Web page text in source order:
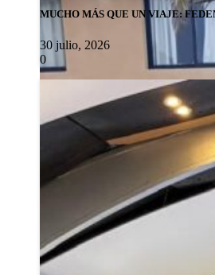
MUCHO MÁS QUE UN VIAJE:
30 julio, 2026
0